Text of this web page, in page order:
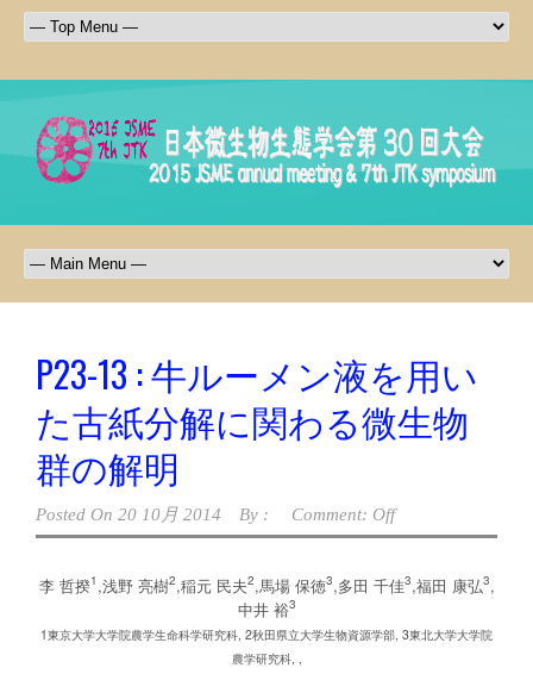
P23-13 : 牛ルーメン液を用い
た古紙分解に関わる微生物
群の解明
Posted On 20 10月 2014 By : Comment: Off
李 哲揆1 ,浅野 亮樹2,稲元 民夫2,馬場 保徳3,多田 千佳3,福田 康弘3,
中井 裕3
1東京大学大学院農学生命科学研究科, 2秋田県立大学生物資源学部, 3東北大学大学院
農学研究科, ,